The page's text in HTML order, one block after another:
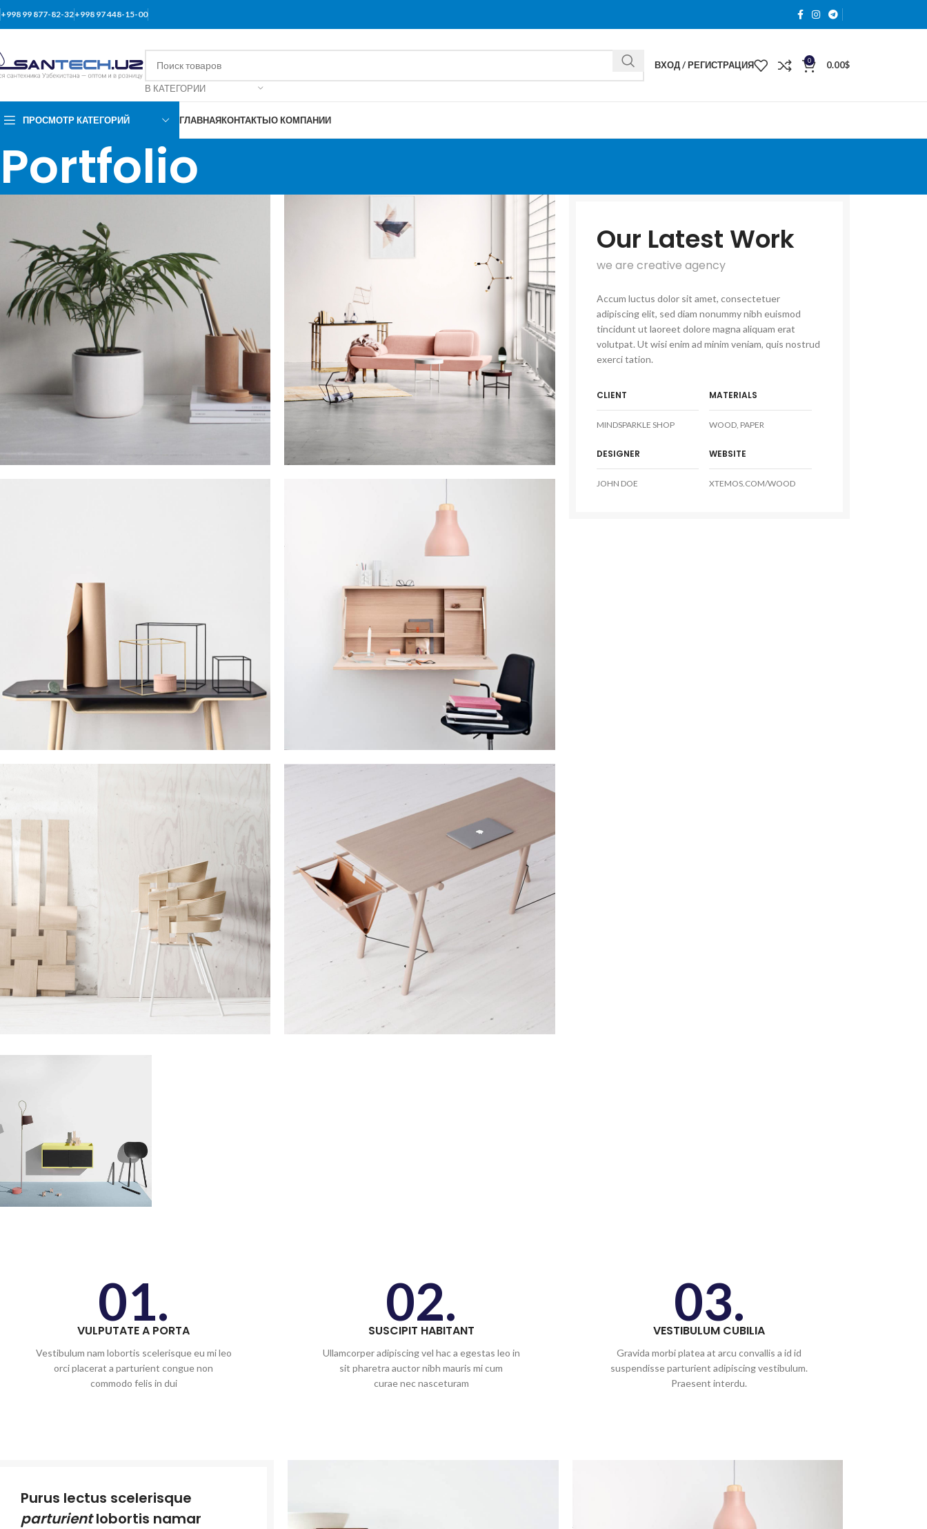
+998 99 877-82-32+998 97 448-15-00
В КАТЕГОРИИ
ВХОД / РЕГИСТРАЦИЯ 0 0.00$
ПРОСМОТР КАТЕГОРИЙ ГЛАВНАЯКОНТАКТЫО КОМПАНИИ
Portfolio
Our Latest Work
we are creative agency
Accum luctus dolor sit amet, consectetuer
adipiscing elit, sed diam nonummy nibh euismod
tincidunt ut laoreet dolore magna aliquam erat
volutpat. Ut wisi enim ad minim veniam, quis nostrud
exerci tation.
CLIENT
MINDSPARKLE SHOP
DESIGNER
JOHN DOE
MATERIALS
WOOD, PAPER
WEBSITE
XTEMOS.COM/WOOD
01.
VULPUTATE A PORTA
Vestibulum nam lobortis scelerisque eu mi leo
orci placerat a parturient congue non
commodo felis in dui
02.
SUSCIPIT HABITANT
Ullamcorper adipiscing vel hac a egestas leo in
sit pharetra auctor nibh mauris mi cum
curae nec nasceturam
03.
VESTIBULUM CUBILIA
Gravida morbi platea at arcu convallis a id id
suspendisse parturient adipiscing vestibulum.
Praesent interdu.
Purus lectus scelerisque
parturientlobortis namar